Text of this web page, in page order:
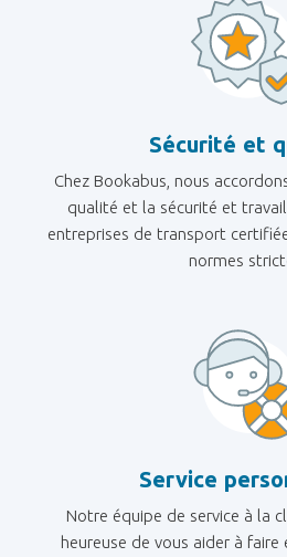
Sécurité et
Chez Bookabus, nous
qualité et la sécurité et
entreprises de transport
normes
Service
Notre équipe de service à la
heureuse de vous aider à